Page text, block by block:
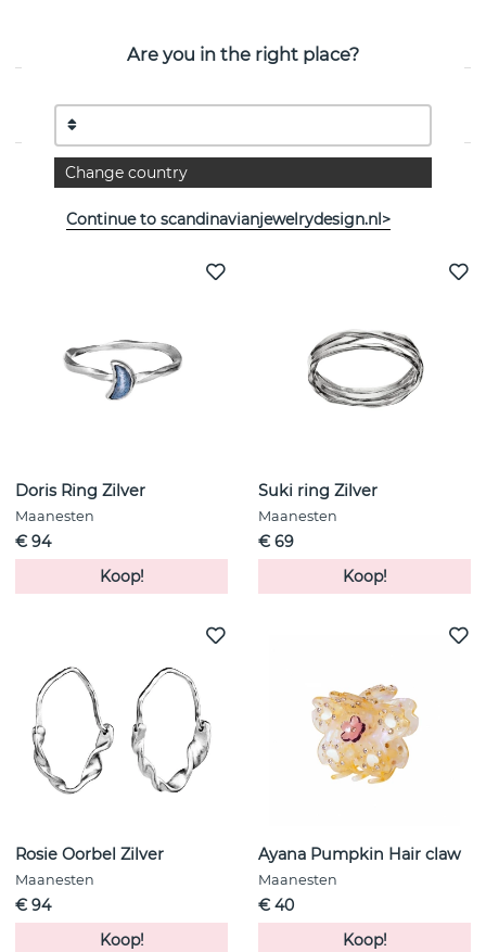
EIGENSCHAPPEN
Bekijk meer artikelen
Doris Ring Zilver
Maanesten
€ 94
Koop!
Suki ring Zilver
Maanesten
€ 69
Koop!
Rosie Oorbel Zilver
Maanesten
€ 94
Koop!
Ayana Pumpkin Hair claw
Maanesten
€ 40
Koop!
Are you in the right place?
Change country
Continue to scandinavianjewelrydesign.nl>